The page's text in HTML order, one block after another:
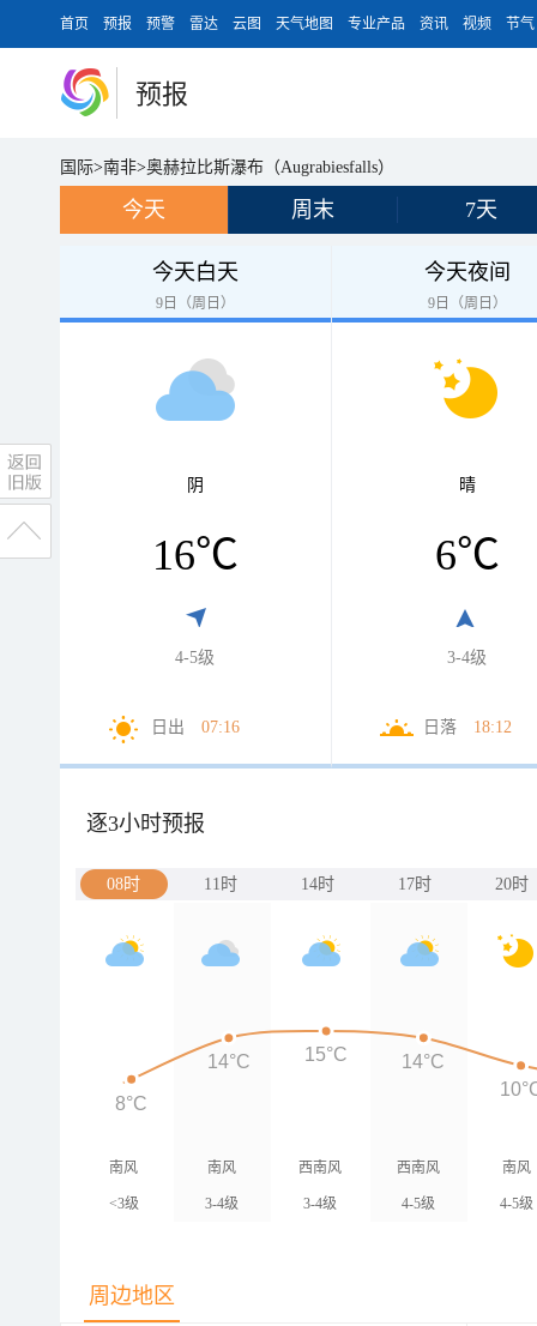
首页 预报 预警 雷达 云图 天气地图 专业产品 资讯 视频 节气
预报
国际>南非>奥赫拉比斯瀑布（Augrabiesfalls）
今天 周末 7天
今天白天
9日（周日）
阴
16℃
4-5级
日出 07:16
今天夜间
9日（周日）
晴
6℃
3-4级
日落 18:12
逐3小时预报
08时 11时 14时 17时 20时
南风
<3级
南风
3-4级
西南风
3-4级
西南风
4-5级
南风
4-5级
8°C
14°C 15°C
14°C
周边地区